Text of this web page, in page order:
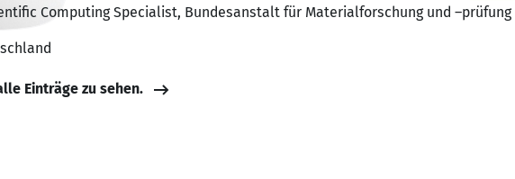
Computing Specialist, Bundesanstalt für Materialforschung und –prüfung
Einträge zu sehen.